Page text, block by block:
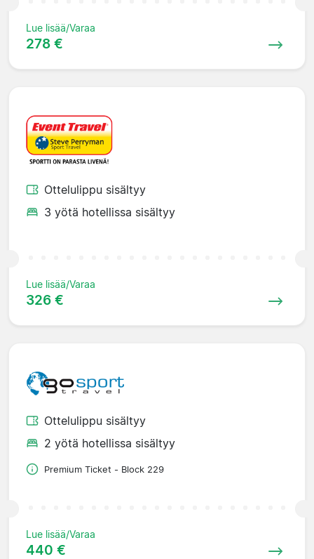
Lue lisää/Varaa
278 €
Ottelulippu sisältyy
3 yötä hotellissa sisältyy
Lue lisää/Varaa
326 €
Ottelulippu sisältyy
2 yötä hotellissa sisältyy
Premium Ticket - Block 229
Lue lisää/Varaa
440 €